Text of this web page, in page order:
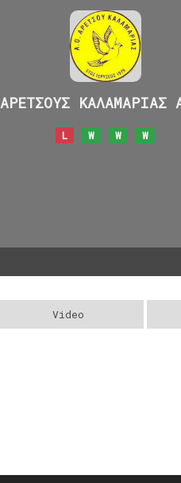
ΑΡΕΤΣΟΥΣ ΚΑΛΑΜΑΡΙΑΣ
L W W W
Video